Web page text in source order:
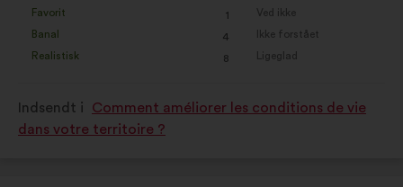
som:
Favorit
: 1
gang
Banal
: 4
gang
Realistisk
: 8
gang
som:
Ved ikke
:gang
Ikke forstået
:gang
Ligeglad
:gang
Indsendt i
Comment améliorer les conditions de vie
dans votre territoire ?